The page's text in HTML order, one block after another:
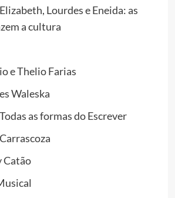
Lourdes e Eneida: as
a cultura
e Thelio Farias
Waleska
as formas do Escrever
Catão